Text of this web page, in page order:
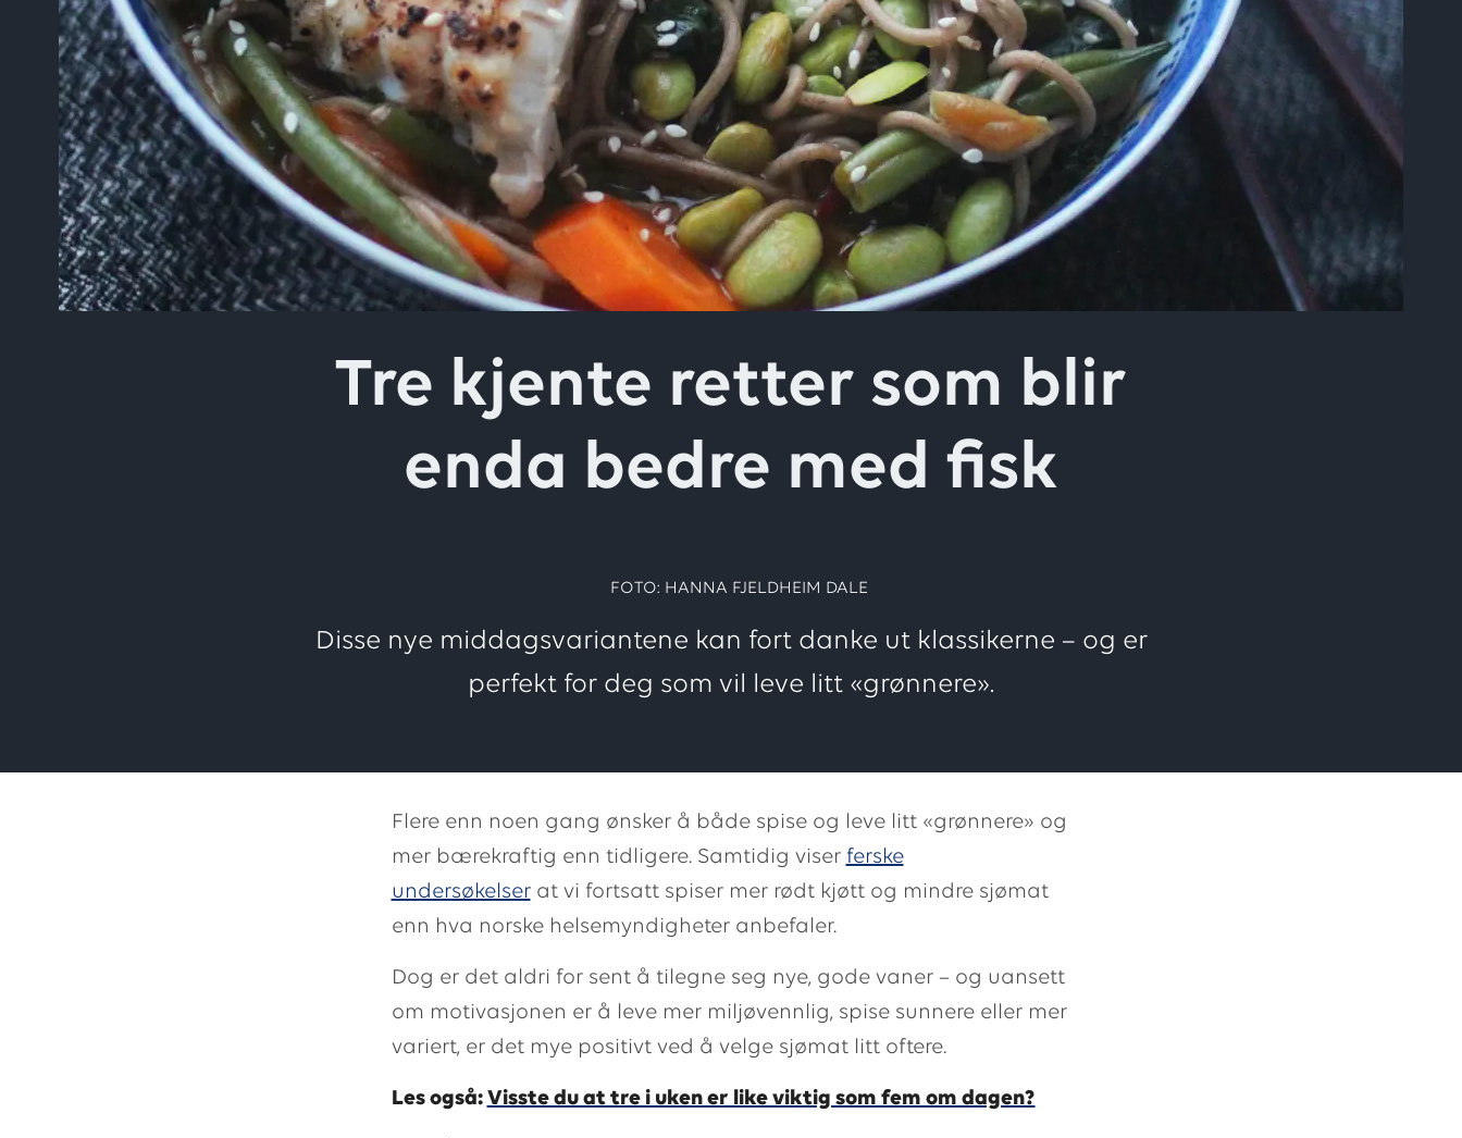
Skriv inn søket i feltet over
Tre kjente retter som blir
enda bedre med fisk
FOTO: HANNA FJELDHEIM DALE
Disse nye middagsvariantene kan fort danke ut klassikerne – og er
perfekt for deg som vil leve litt «grønnere».
Flere enn noen gang ønsker å både spise og leve litt «grønnere» og
mer bærekraftig enn tidligere. Samtidig viser ferske
undersøkelserat vi fortsatt spiser mer rødt kjøtt og mindre sjømat
enn hva norske helsemyndigheter anbefaler.
Dog er det aldri for sent å tilegne seg nye, gode vaner – og uansett
om motivasjonen er å leve mer miljøvennlig, spise sunnere eller mer
variert, er det mye positivt ved å velge sjømat litt oftere.
Les også: Visste du at tre i uken er like viktig som fem om dagen?